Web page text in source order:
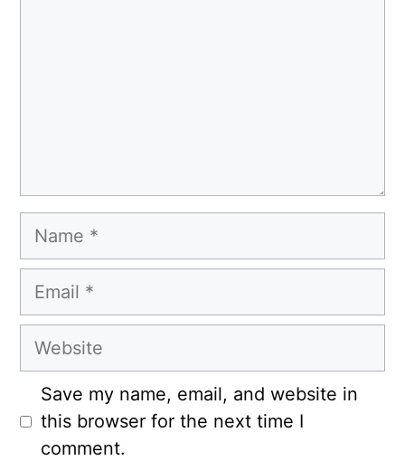
Name
Email
Website
Save my name, email, and website in
this browser for the next time I
comment.